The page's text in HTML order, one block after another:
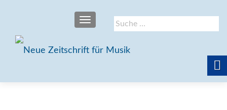
Suche
nach:
SCHALTE NAVIGATION